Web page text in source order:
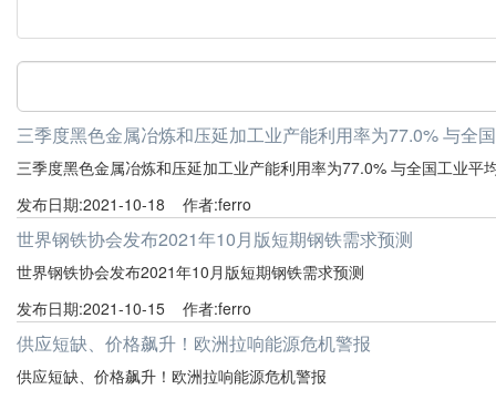
三季度黑色金属冶炼和压延加工业产能利用率为77.0% 与全
三季度黑色金属冶炼和压延加工业产能利用率为77.0% 与全国工业平
发布日期:2021-10-18 作者:ferro
世界钢铁协会发布2021年10月版短期钢铁需求预测
世界钢铁协会发布2021年10月版短期钢铁需求预测
发布日期:2021-10-15 作者:ferro
供应短缺、价格飙升！欧洲拉响能源危机警报
供应短缺、价格飙升！欧洲拉响能源危机警报